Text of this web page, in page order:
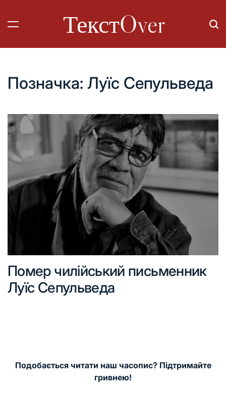
вмісту
ТекстOver
Позначка: Луїс Сепульведа
Помер чилійський письменник
Луїс Сепульведа
Подобається читати наш часопис? Підтримайте
гривнею!